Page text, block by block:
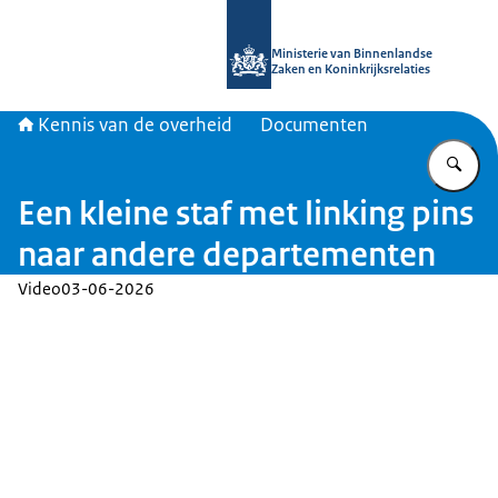
Ministerie van Binnenlandse
Zaken en Koninkrijksrelaties
Kennis van de overheid Documenten
Een kleine staf met linking pins
naar andere departementen
Video03-06-2026